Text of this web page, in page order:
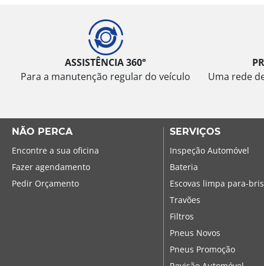
ASSISTÊNCIA 360°
Para a manutenção regular do veículo
Uma rede
NÃO PERCA
Encontre a sua oficina
Fazer agendamento
Pedir Orçamento
SERVIÇOS
Inspeção Automóvel
Bateria
Escovas limpa para-
Travões
Filtros
Pneus Novos
Pneus Promoção